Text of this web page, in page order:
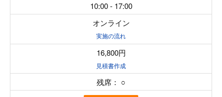
10:00 - 17:00
オンライン
実施の流れ
16,800円
見積書作成
残席： ○